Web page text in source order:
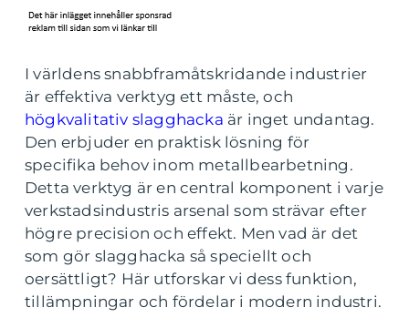
I världens snabbframåtskridande industrier
är effektiva verktyg ett måste, och
högkvalitativ slagghacka är inget undantag.
Den erbjuder en praktisk lösning för
specifika behov inom metallbearbetning.
Detta verktyg är en central komponent i varje
verkstadsindustris arsenal som strävar efter
högre precision och effekt. Men vad är det
som gör slagghacka så speciellt och
oersättligt? Här utforskar vi dess funktion,
tillämpningar och fördelar i modern industri.